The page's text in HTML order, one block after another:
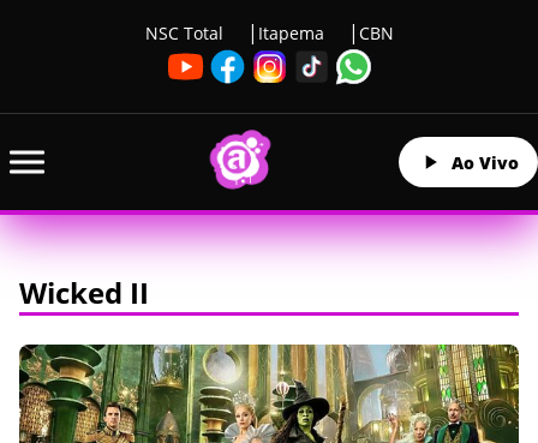
NSC Total Itapema CBN
Ao Vivo
Wicked II